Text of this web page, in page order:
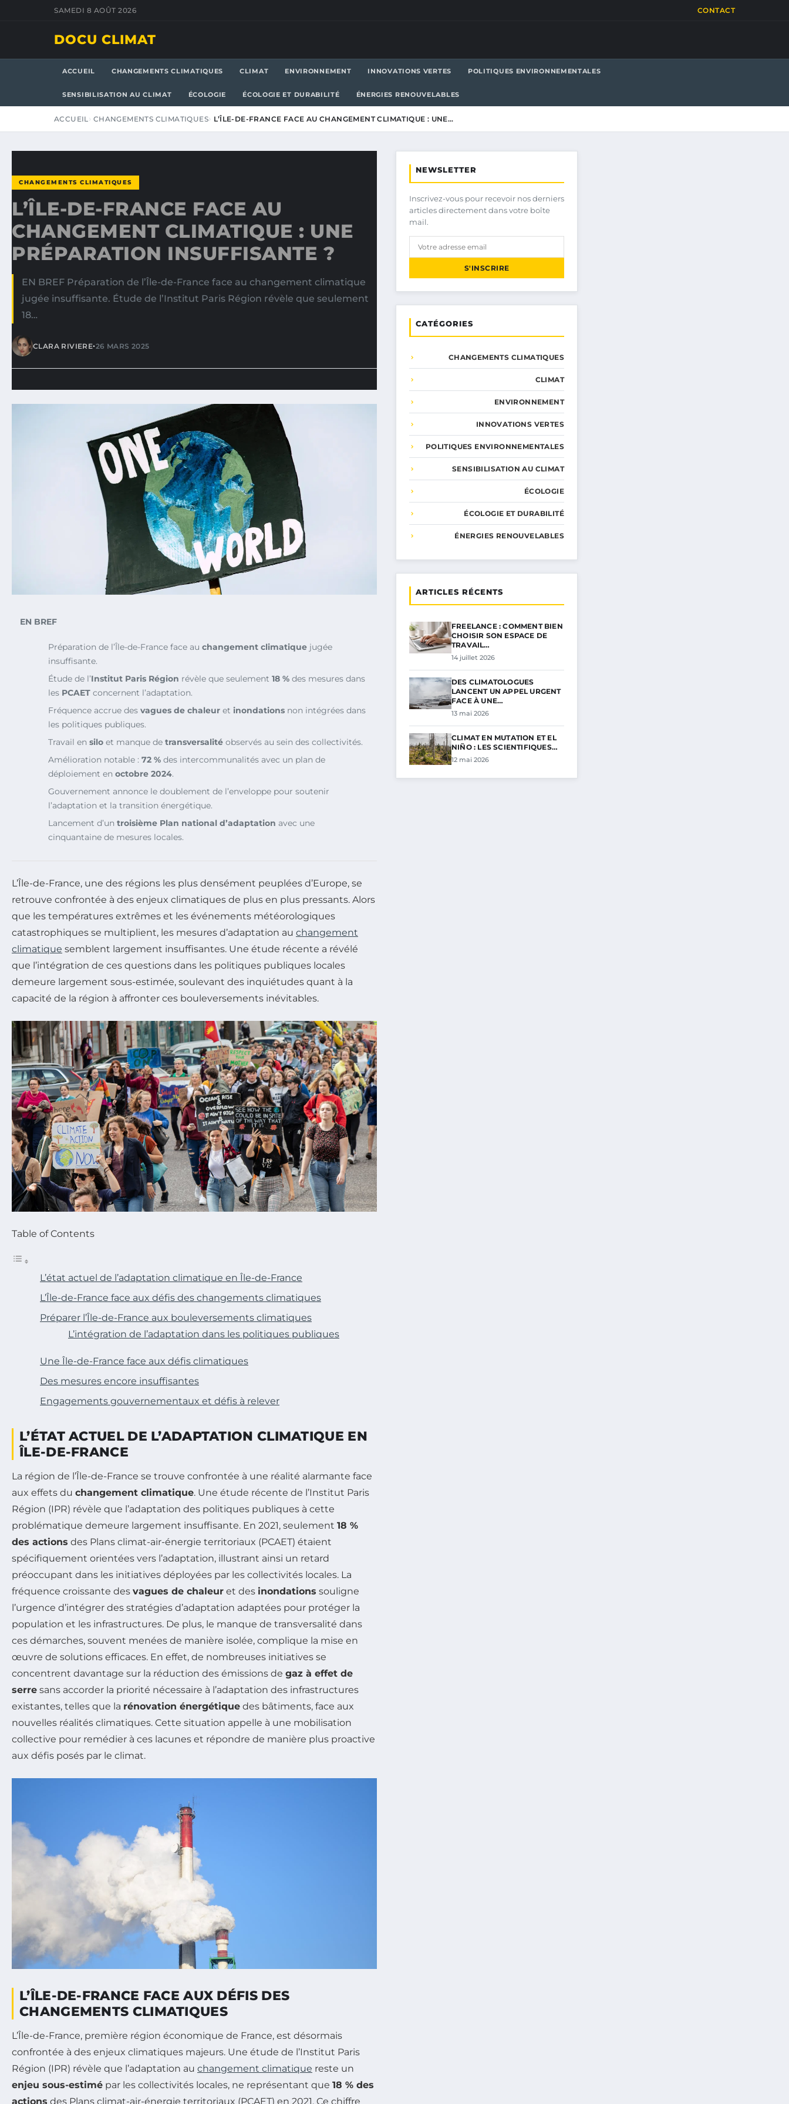
SAMEDI 8 AOÛT 2026 CONTACT
DOCU CLIMAT
ACCUEIL CHANGEMENTS CLIMATIQUES CLIMAT ENVIRONNEMENT INNOVATIONS VERTES POLITIQUES ENVIRONNEMENTALES
SENSIBILISATION AU CLIMAT ÉCOLOGIE ÉCOLOGIE ET DURABILITÉ ÉNERGIES RENOUVELABLES
ACCUEIL CHANGEMENTS CLIMATIQUES L’ÎLE-DE-FRANCE FACE AU CHANGEMENT CLIMATIQUE : UNE…
CHANGEMENTS CLIMATIQUES
L’ÎLE-DE-FRANCE FACE AU
CHANGEMENT CLIMATIQUE : UNE
PRÉPARATION INSUFFISANTE ?
EN BREF Préparation de l’Île-de-France face au changement climatique
jugée insuffisante. Étude de l’Institut Paris Région révèle que seulement
18…
CLARA RIVIERE•26 MARS 2025
EN BREF
Préparation de l’Île-de-France face au changement climatique jugée
insuffisante.
Étude de l’Institut Paris Région révèle que seulement 18 % des mesures dans
les PCAET concernent l’adaptation.
Fréquence accrue des vagues de chaleur et inondations non intégrées dans
les politiques publiques.
Travail en silo et manque de transversalité observés au sein des collectivités.
Amélioration notable : 72 % des intercommunalités avec un plan de
déploiement en octobre 2024.
Gouvernement annonce le doublement de l’enveloppe pour soutenir
l’adaptation et la transition énergétique.
Lancement d’un troisième Plan national d’adaptation avec une
cinquantaine de mesures locales.
L’Île-de-France, une des régions les plus densément peuplées d’Europe, se
retrouve confrontée à des enjeux climatiques de plus en plus pressants. Alors
que les températures extrêmes et les événements météorologiques
catastrophiques se multiplient, les mesures d’adaptation au changement
climatique semblent largement insuffisantes. Une étude récente a révélé
que l’intégration de ces questions dans les politiques publiques locales
demeure largement sous-estimée, soulevant des inquiétudes quant à la
capacité de la région à affronter ces bouleversements inévitables.
Table of Contents
L’état actuel de l’adaptation climatique en Île-de-France
L’Île-de-France face aux défis des changements climatiques
Préparer l’Île-de-France aux bouleversements climatiques
L’intégration de l’adaptation dans les politiques publiques
Une Île-de-France face aux défis climatiques
Des mesures encore insuffisantes
Engagements gouvernementaux et défis à relever
L’ÉTAT ACTUEL DE L’ADAPTATION CLIMATIQUE EN
ÎLE-DE-FRANCE
La région de l’Île-de-France se trouve confrontée à une réalité alarmante face
aux effets du changement climatique. Une étude récente de l’Institut Paris
Région (IPR) révèle que l’adaptation des politiques publiques à cette
problématique demeure largement insuffisante. En 2021, seulement 18 %
des actions des Plans climat-air-énergie territoriaux (PCAET) étaient
spécifiquement orientées vers l’adaptation, illustrant ainsi un retard
préoccupant dans les initiatives déployées par les collectivités locales. La
fréquence croissante des vagues de chaleur et des inondations souligne
l’urgence d’intégrer des stratégies d’adaptation adaptées pour protéger la
population et les infrastructures. De plus, le manque de transversalité dans
ces démarches, souvent menées de manière isolée, complique la mise en
œuvre de solutions efficaces. En effet, de nombreuses initiatives se
concentrent davantage sur la réduction des émissions de gaz à effet de
serre sans accorder la priorité nécessaire à l’adaptation des infrastructures
existantes, telles que la rénovation énergétique des bâtiments, face aux
nouvelles réalités climatiques. Cette situation appelle à une mobilisation
collective pour remédier à ces lacunes et répondre de manière plus proactive
aux défis posés par le climat.
L’ÎLE-DE-FRANCE FACE AUX DÉFIS DES
CHANGEMENTS CLIMATIQUES
L’Île-de-France, première région économique de France, est désormais
confrontée à des enjeux climatiques majeurs. Une étude de l’Institut Paris
Région (IPR) révèle que l’adaptation au changement climatique reste un
enjeu sous-estimé par les collectivités locales, ne représentant que 18 % des
actions des Plans climat-air-énergie territoriaux (PCAET) en 2021. Ce chiffre
NEWSLETTER
Inscrivez-vous pour recevoir nos derniers
articles directement dans votre boîte
mail.
S'INSCRIRE
CATÉGORIES
CHANGEMENTS CLIMATIQUES
CLIMAT
ENVIRONNEMENT
INNOVATIONS VERTES
POLITIQUES ENVIRONNEMENTALES
SENSIBILISATION AU CLIMAT
ÉCOLOGIE
ÉCOLOGIE ET DURABILITÉ
ÉNERGIES RENOUVELABLES
ARTICLES RÉCENTS
FREELANCE : COMMENT BIEN
CHOISIR SON ESPACE DE
TRAVAIL…
14 juillet 2026
DES CLIMATOLOGUES
LANCENT UN APPEL URGENT
FACE À UNE…
13 mai 2026
CLIMAT EN MUTATION ET EL
NIÑO : LES SCIENTIFIQUES…
12 mai 2026